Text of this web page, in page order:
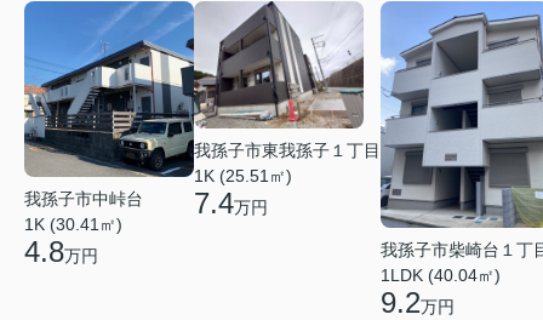
我孫子市中峠台
1K (30.41㎡)
4.8万円
我孫子市東我孫子１丁目
1K (25.51㎡)
7.4万円
我孫子市柴崎台１丁
1LDK (40.04㎡)
9.2万円